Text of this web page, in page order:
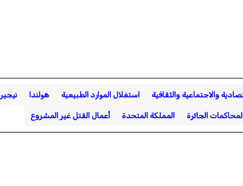
والاجتماعية والثقافية استغلال الموارد الطبيعية هولندا
المحاكمات الجائرة المملكة المتحدة أعمال القتل غير المشروع